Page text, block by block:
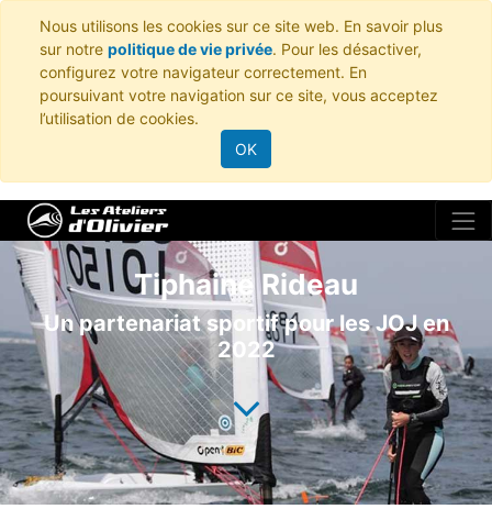
Nous utilisons les cookies sur ce site web. En savoir plus
sur notre politique de vie privée. Pour les désactiver,
configurez votre navigateur correctement. En
poursuivant votre navigation sur ce site, vous acceptez
l’utilisation de cookies.
OK
Tiphaine Rideau
Un partenariat sportif pour les JOJ en
2022